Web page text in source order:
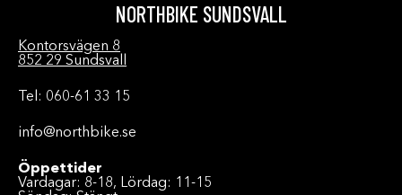
NORTHBIKE SUNDSVALL
Kontorsvägen 8
852 29 Sundsvall
Tel: 060-61 33 15
info@northbike.se
Öppettider
Vardagar: 8-18, Lördag: 11-15